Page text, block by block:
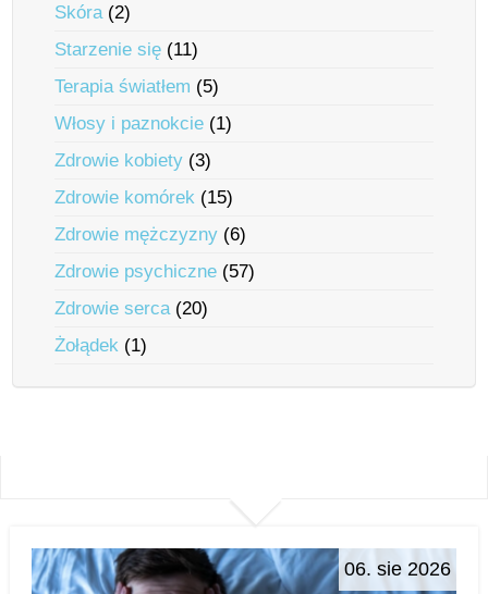
Skóra(2)
Starzenie się (11)
Terapia światłem (5)
Włosy i paznokcie (1)
Zdrowie kobiety (3)
Zdrowie komórek (15)
Zdrowie mężczyzny (6)
Zdrowie psychiczne (57)
Zdrowie serca(20)
Żołądek (1)
06. sie 2026